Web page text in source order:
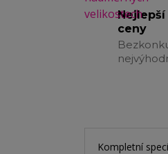
ceny
Kompletní